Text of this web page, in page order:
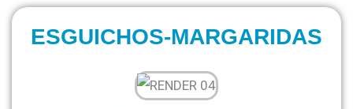
ESGUICHOS-MARGARIDAS